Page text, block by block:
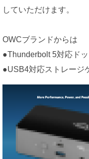
していただけます。
OWCブランドからは
●Thunderbolt 5対応ド
●USB4対応ストレージ